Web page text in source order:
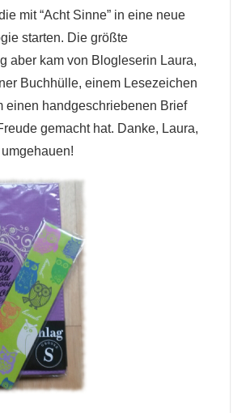
mit “Acht Sinne” in eine neue
starten. Die größte
aber kam von Blogleserin Laura,
Buchhülle, einem Lesezeichen
einen handgeschriebenen Brief
gemacht hat. Danke, Laura,